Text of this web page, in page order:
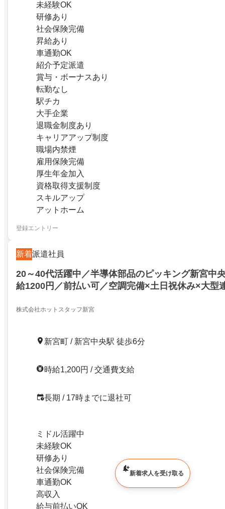
未経験OK
研修あり
社会保険完備
昇給あり
車通勤OK
紹介予定派遣
賞与・ボーナスあり
転勤なし
駅チカ
大手企業
退職金制度あり
キャリアアップ制度
職場内禁煙
雇用保険完備
厚生年金加入
資格取得支援制度
スキルアップ
アットホーム
登録エントリー
新着派遣社員
20～40代活躍中／半導体部品のピッキング新宮中
給1200円／前払い可／空調完備×土日祝休み×大型
株式会社ホットスタッフ新宮
新宮町 / 新宮中央駅 徒歩6分
時給1,200円 / 交通費支給
長期 / 17時までに退社可
ミドル活躍中
未経験OK
研修あり
社会保険完備
車通勤OK
高収入
給与前払いOK
新着求人を受け取る